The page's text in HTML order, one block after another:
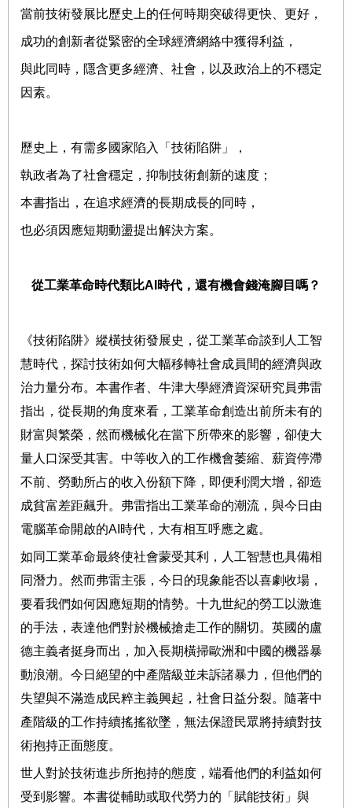
當前技術發展比歷史上的任何時期突破得更快、更好，
成功的創新者從緊密的全球經濟網絡中獲得利益，
與此同時，隱含更多經濟、社會，以及政治上的不穩定
因素。
歷史上，有需多國家陷入「技術陷阱」，
執政者為了社會穩定，抑制技術創新的速度；
本書指出，在追求經濟的長期成長的同時，
也必須因應短期動盪提出解決方案。
從工業革命時代類比AI 時代，還有機會錢淹腳目嗎？
《技術陷阱》縱橫技術發展史，從工業革命談到人工智
慧時代，探討技術如何大幅移轉社會成員間的經濟與政
治力量分布。本書作者、牛津大學經濟資深研究員弗雷
指出，從長期的角度來看，工業革命創造出前所未有的
財富與繁榮，然而機械化在當下所帶來的影響，卻使大
量人口深受其害。中等收入的工作機會萎縮、薪資停滯
不前、勞動所占的收入份額下降，即便利潤大增，卻造
成貧富差距飆升。弗雷指出工業革命的潮流，與今日由
電腦革命開啟的AI 時代，大有相互呼應之處。
如同工業革命最終使社會蒙受其利，人工智慧也具備相
同潛力。然而弗雷主張，今日的現象能否以喜劇收場，
要看我們如何因應短期的情勢。十九世紀的勞工以激進
的手法，表達他們對於機械搶走工作的關切。英國的盧
德主義者挺身而出，加入長期橫掃歐洲和中國的機器暴
動浪潮。今日絕望的中產階級並未訴諸暴力，但他們的
失望與不滿造成民粹主義興起，社會日益分裂。隨著中
產階級的工作持續搖搖欲墜，無法保證民眾將持續對技
術抱持正面態度。
世人對於技術進步所抱持的態度，端看他們的利益如何
受到影響。本書從輔助或取代勞力的「賦能技術」與